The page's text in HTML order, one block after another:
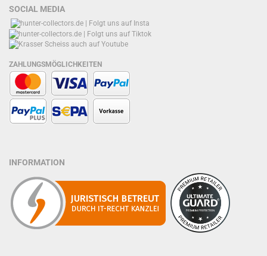
SOCIAL MEDIA
ZAHLUNGSMÖGLICHKEITEN
INFORMATION